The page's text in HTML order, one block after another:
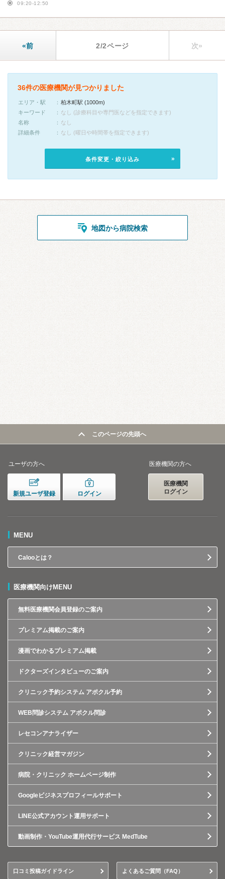
09:20-12:50
«前 2/2ページ 次»
36件の医療機関が見つかりました
エリア・駅
柏木町駅 (1000m)
キーワード
なし (診療科目や専門医などを指定できます)
名称
なし
詳細条件
なし (曜日や時間帯を指定できます)
条件変更・絞り込み
地図から病院検索
このページの先頭へ
ユーザの方へ
新規ユーザ登録 ログイン
医療機関の方へ
医療機関
ログイン
MENU
Calooとは？
医療機関向けMENU
無料医療機関会員登録のご案内
プレミアム掲載のご案内
漫画でわかるプレミアム掲載
ドクターズインタビューのご案内
クリニック予約システム アポクル予約
WEB問診システム アポクル問診
レセコンアナライザー
クリニック経営マガジン
病院・クリニック ホームページ制作
Googleビジネスプロフィールサポート
LINE公式アカウント運用サポート
動画制作・YouTube運用代行サービス MedTube
口コミ投稿ガイドライン よくあるご質問（FAQ）